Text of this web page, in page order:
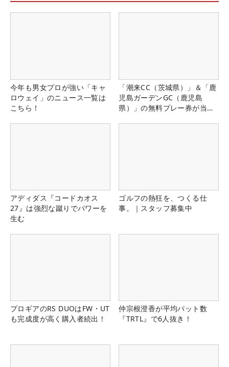
今年も男女プロが強い「キャ
ロウェイ」のニュース一覧は
こちら！
「潮来CC（茨城県）」＆「鹿
児島ガーデンGC（鹿児島
県）」の無料プレー券が当た
アディダス『コードカオス
27』は強烈な蹴りでパワーを
生む
ゴルフの熱狂を、つくる仕
事。｜スタッフ募集中
プロギアのRS DUOはFW・UT
も完成度が高く購入者続出！
仲宗根澄香が平均パット数
『TRTL』で6人抜き！